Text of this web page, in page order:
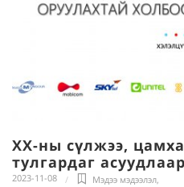
ХХ-ны сүлжээ,
тулгардаг
2023-11-08 Мэдээ мэдээлэл,